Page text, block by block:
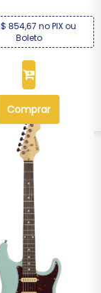
854,67 no PIX ou
Boleto
Comprar